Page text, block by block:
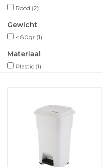
Rood (2)
Gewicht
< 80gr (1)
Materiaal
Plastic (1)